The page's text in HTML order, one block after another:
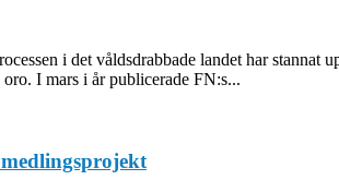
i det våldsdrabbade landet har
I mars i år publicerade FN:s...